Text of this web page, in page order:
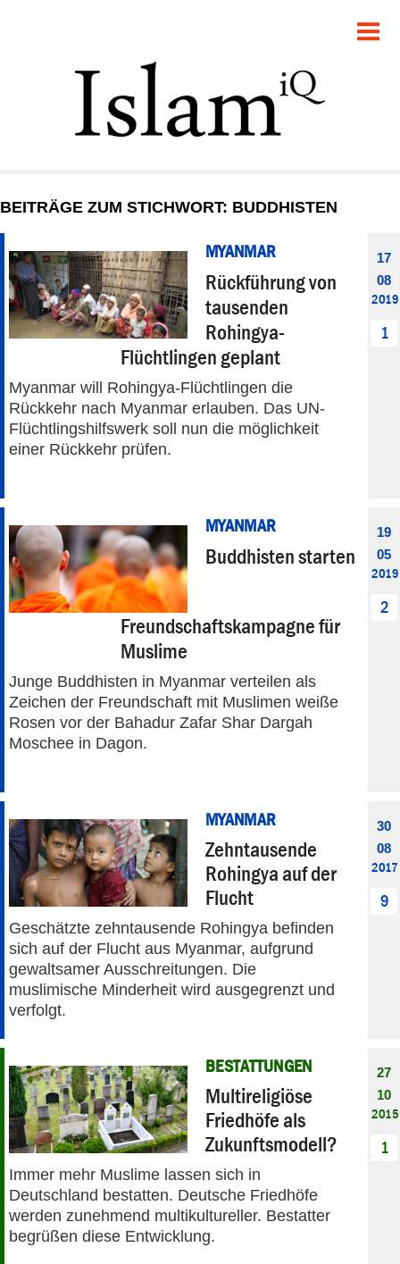
GESELLSCHAFT
STARTSEITE
DEBATTE
PANORAMA
BEITRÄGE ZUM STICHWORT: BUDDHISTEN
MYANMAR
Rückführung von
tausenden
Rohingya-
Flüchtlingen geplant
Myanmar will Rohingya-Flüchtlingen die
Rückkehr nach Myanmar erlauben. Das UN-
Flüchtlingshilfswerk soll nun die möglichkeit
einer Rückkehr prüfen.
17
08
2019
1
MYANMAR
Buddhisten starten
Freundschaftskampagne für
Muslime
Junge Buddhisten in Myanmar verteilen als
Zeichen der Freundschaft mit Muslimen weiße
Rosen vor der Bahadur Zafar Shar Dargah
Moschee in Dagon.
19
05
2019
2
MYANMAR
Zehntausende
Rohingya auf der
Flucht
Geschätzte zehntausende Rohingya befinden
sich auf der Flucht aus Myanmar, aufgrund
gewaltsamer Ausschreitungen. Die
muslimische Minderheit wird ausgegrenzt und
verfolgt.
30
08
2017
9
BESTATTUNGEN
Multireligiöse
Friedhöfe als
Zukunftsmodell?
Immer mehr Muslime lassen sich in
Deutschland bestatten. Deutsche Friedhöfe
werden zunehmend multikultureller. Bestatter
begrüßen diese Entwicklung.
27
10
2015
1